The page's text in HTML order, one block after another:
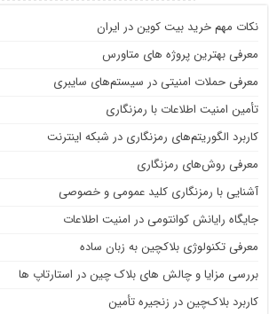
نکات مهم خرید بیت کوین در ایران
معرفی بهترین پروژه های متاورس
معرفی حملات امنیتی در سیستم‌های سایبری
تأمین امنیت اطلاعات با رمزنگاری
کاربرد الگوریتم‌های رمزنگاری در شبکه اینترنت
معرفی روش‌های رمزنگاری
آشنایی با رمزنگاری کلید عمومی و خصوصی
جایگاه رایانش کوانتومی در امنیت اطلاعات
معرفی تکنولوژی بلاک‎چین به زبان ساده
بررسی مزایا و چالش های بلاک چین در استارتاپ ها
کاربرد بلاک‌چین در زنجیره تأمین